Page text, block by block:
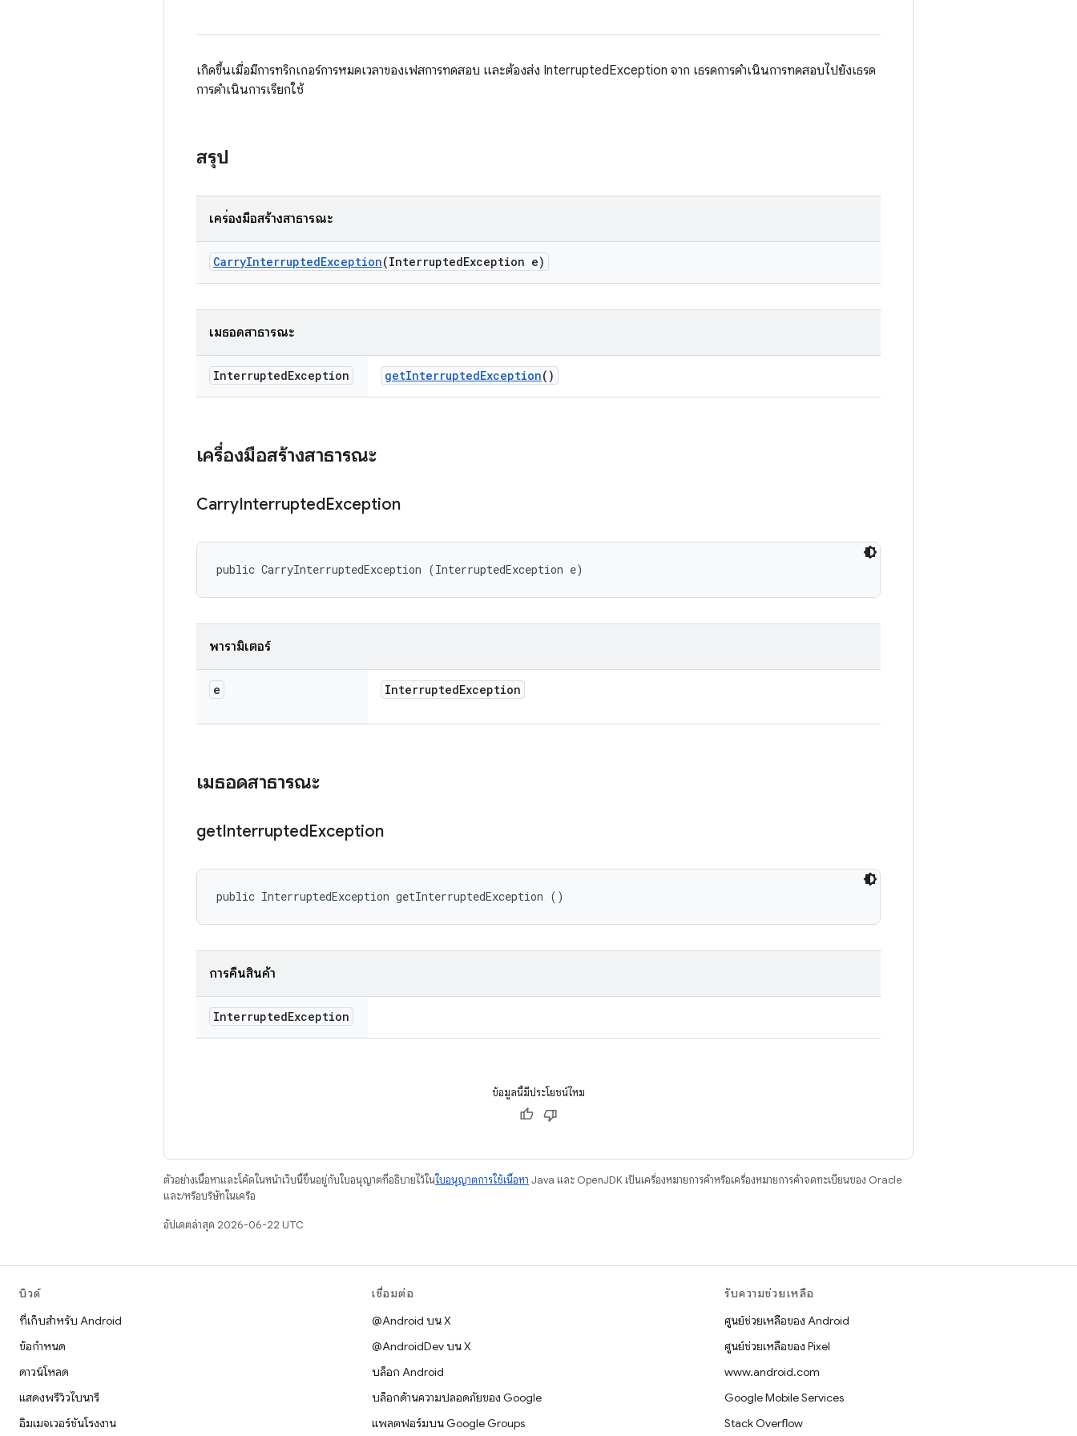
เกิดขึ้นเมื่อมีการทริกเกอร์การหมดเวลาของเฟสการทดสอบ และต้องส่ง InterruptedException จาก เธรดการดำเนินการทดสอบไปยังเธรด
การดำเนินการเรียกใช้
สรุป
เครื่องมือสร้างสาธารณะ
CarryInterruptedException(InterruptedException e)
เมธอดสาธารณะ
InterruptedException getInterruptedException()
เครื่องมือสร้างสาธารณะ
CarryInterruptedException
public CarryInterruptedException (InterruptedException e)
พารามิเตอร์
e InterruptedException
เมธอดสาธารณะ
getInterruptedException
public InterruptedException getInterruptedException ()
การคืนสินค้า
InterruptedException
ข้อมูลนี้มีประโยชน์ไหม
ตัวอย่างเนื้อหาและโค้ดในหน้าเว็บนี้ขึ้นอยู่กับใบอนุญาตที่อธิบายไว้ในใบอนุญาตการใช้เนื้อหา Java และ OpenJDK เป็นเครื่องหมายการค้าหรือเครื่องหมายการค้าจดทะเบียนของ Oracle
และ/หรือบริษัทในเครือ
อัปเดตล่าสุด 2026-06-22 UTC
บิวด์
ที่เก็บสำหรับ Android
ข้อกำหนด
ดาวน์โหลด
แสดงพรีวิวไบนารี
อิมเมจเวอร์ชันโรงงาน
เชื่อมต่อ
@Android บน X
@AndroidDev บน X
บล็อก Android
บล็อกด้านความปลอดภัยของ Google
แพลตฟอร์มบน Google Groups
รับความช่วยเหลือ
ศูนย์ช่วยเหลือของ Android
ศูนย์ช่วยเหลือของ Pixel
www.android.com
Google Mobile Services
Stack Overflow